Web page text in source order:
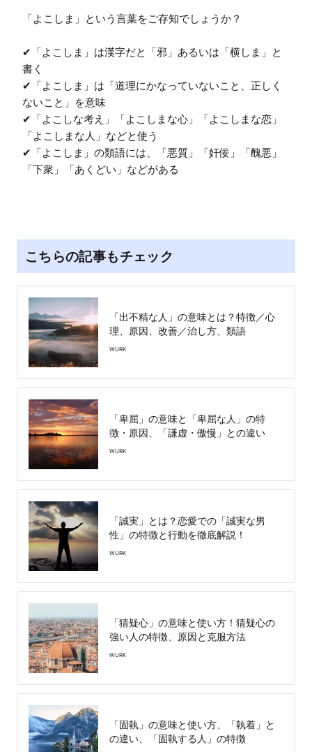
「よこしま」という言葉をご存知でしょうか？
✔︎「よこしま」は漢字だと「邪」あるいは「横しま」と
書く
✔︎「よこしま」は「道理にかなっていないこと、正しく
ないこと」を意味
✔︎「よこしな考え」「よこしまな心」「よこしまな恋」
「よこしまな人」などと使う
✔︎「よこしま」の類語には、「悪質」「奸佞」「醜悪」
「下衆」「あくどい」などがある
こちらの記事もチェック
「出不精な人」の意味とは？特徴／心
理、原因、改善／治し方、類語
WURK
「卑屈」の意味と「卑屈な人」の特
徴・原因、「謙虚・傲慢」との違い
WURK
「誠実」とは？恋愛での「誠実な男
性」の特徴と行動を徹底解説！
WURK
「猜疑心」の意味と使い方！猜疑心の
強い人の特徴、原因と克服方法
WURK
「固執」の意味と使い方、「執着」と
の違い、「固執する人」の特徴